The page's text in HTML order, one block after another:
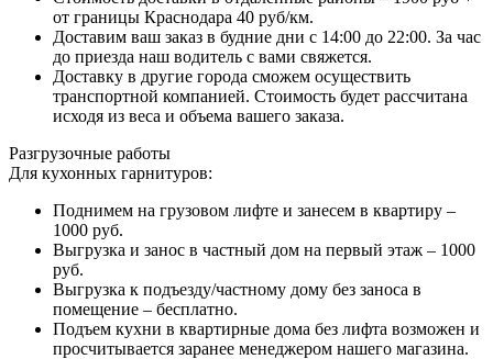
от границы Краснодара 40 руб/км.
Доставим ваш заказ в будние дни с 14:00 до 22:00. За час
до приезда наш водитель с вами свяжется.
Доставку в другие города сможем осуществить
транспортной компанией. Стоимость будет рассчитана
исходя из веса и объема вашего заказа.
Разгрузочные работы
Для кухонных гарнитуров:
Поднимем на грузовом лифте и занесем в квартиру –
1000 руб.
Выгрузка и занос в частный дом на первый этаж – 1000
руб.
Выгрузка к подъезду/частному дому без заноса в
помещение – бесплатно.
Подъем кухни в квартирные дома без лифта возможен и
просчитывается заранее менеджером нашего магазина.